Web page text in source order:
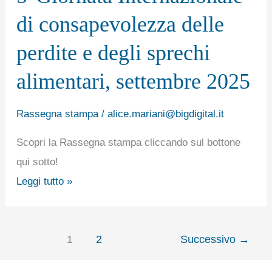
di consapevolezza delle
perdite e degli sprechi
alimentari, settembre 2025
Rassegna stampa/ alice.mariani@bigdigital.it
Scopri la Rassegna stampa cliccando sul bottone
qui sotto!
Internazionale
di
consapevolezza
delle
perdite
degli
sprechi
alimentari,
settembre
Leggi tutto »
1 2 Successivo →